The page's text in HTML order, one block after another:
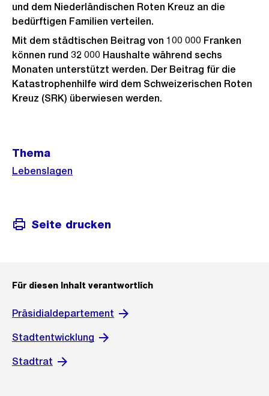
und dem Niederländischen Roten Kreuz an die
bedürftigen Familien verteilen.
Mit dem städtischen Beitrag von 100 000 Franken
können rund 32 000 Haushalte während sechs
Monaten unterstützt werden. Der Beitrag für die
Katastrophenhilfe wird dem Schweizerischen Roten
Kreuz (SRK) überwiesen werden.
Informationen
Thema
Lebenslagen
Seite drucken
Für diesen Inhalt verantwortlich
Präsidialdepartement
Stadtentwicklung
Stadtrat